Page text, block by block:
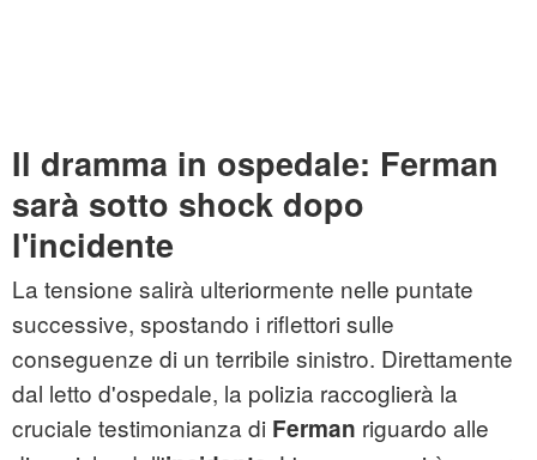
Il dramma in ospedale: Ferman
sarà sotto shock dopo
l'incidente
La tensione salirà ulteriormente nelle puntate
successive, spostando i riflettori sulle
conseguenze di un terribile sinistro. Direttamente
dal letto d'ospedale, la polizia raccoglierà la
cruciale testimonianza di Ferman riguardo alle